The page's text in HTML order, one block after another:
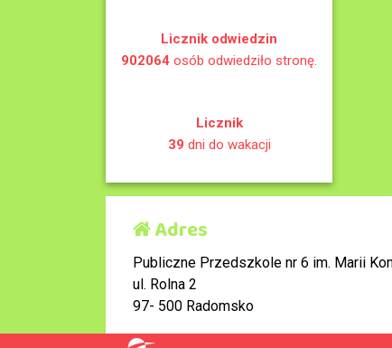
Licznik odwiedzin
902064 osób odwiedziło stronę.
Licznik
39 dni do wakacji
Adres
Publiczne Przedszkole nr 6 im. Marii
ul. Rolna 2
97- 500 Radomsko